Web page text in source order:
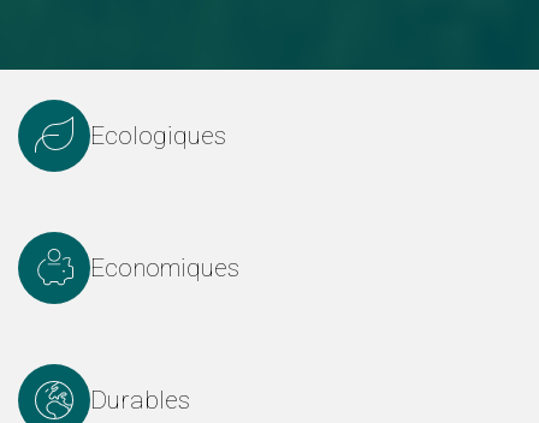
Ecologiques
Economiques
Durables